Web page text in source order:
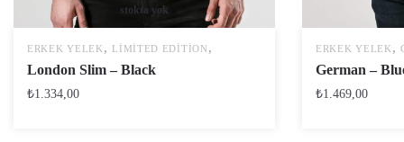
stokta yok
ERKEK YELEK , LIMITED EDITION ,
London Slim – Black
₺1.334,00
ERKEK YELEK ,
German –
₺1.469,00